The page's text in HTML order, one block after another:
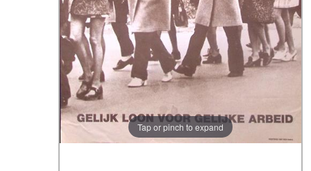
Tap or pinch to expand